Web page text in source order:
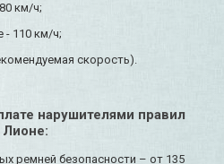
км/ч;
- 110 км/ч;
скорость).
нарушителями правил
ремней безопасности – от 135